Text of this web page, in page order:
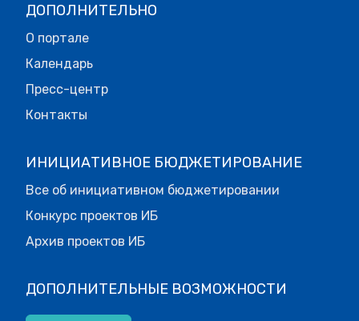
ДОПОЛНИТЕЛЬНО
О портале
Календарь
Пресс-центр
Контакты
ИНИЦИАТИВНОЕ БЮДЖЕТИРОВАНИЕ
Все об инициативном бюджетировании
Конкурс проектов ИБ
Архив проектов ИБ
ДОПОЛНИТЕЛЬНЫЕ ВОЗМОЖНОСТИ